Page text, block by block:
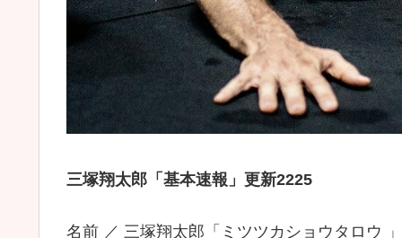
三塚翔太郎「基本速報」更新2225
名前 ／ 三塚翔太郎「ミツツカショウタロウ 」